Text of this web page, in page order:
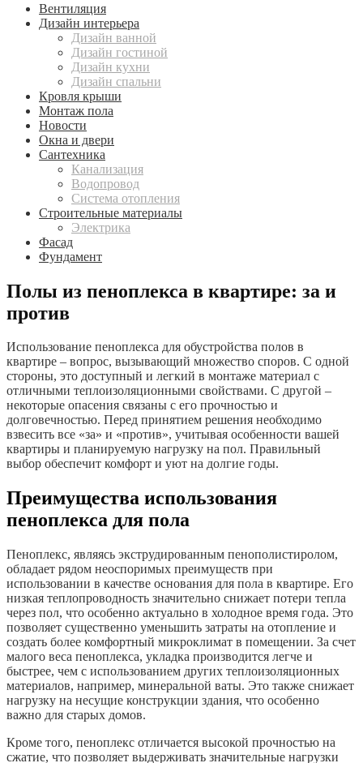
Вентиляция
Дизайн интерьера
Дизайн ванной
Дизайн гостиной
Дизайн кухни
Дизайн спальни
Кровля крыши
Монтаж пола
Новости
Окна и двери
Сантехника
Канализация
Водопровод
Система отопления
Строительные материалы
Электрика
Фасад
Фундамент
Полы из пеноплекса в квартире: за и
против
Использование пеноплекса для обустройства полов в
квартире – вопрос, вызывающий множество споров. С одной
стороны, это доступный и легкий в монтаже материал с
отличными теплоизоляционными свойствами. С другой –
некоторые опасения связаны с его прочностью и
долговечностью. Перед принятием решения необходимо
взвесить все «за» и «против», учитывая особенности вашей
квартиры и планируемую нагрузку на пол. Правильный
выбор обеспечит комфорт и уют на долгие годы.
Преимущества использования
пеноплекса для пола
Пеноплекс, являясь экструдированным пенополистиролом,
обладает рядом неоспоримых преимуществ при
использовании в качестве основания для пола в квартире. Его
низкая теплопроводность значительно снижает потери тепла
через пол, что особенно актуально в холодное время года. Это
позволяет существенно уменьшить затраты на отопление и
создать более комфортный микроклимат в помещении. За счет
малого веса пеноплекса, укладка производится легче и
быстрее, чем с использованием других теплоизоляционных
материалов, например, минеральной ваты. Это также снижает
нагрузку на несущие конструкции здания, что особенно
важно для старых домов.
Кроме того, пеноплекс отличается высокой прочностью на
сжатие, что позволяет выдерживать значительные нагрузки